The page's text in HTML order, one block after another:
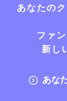
あなたの
ファ
新し
あな